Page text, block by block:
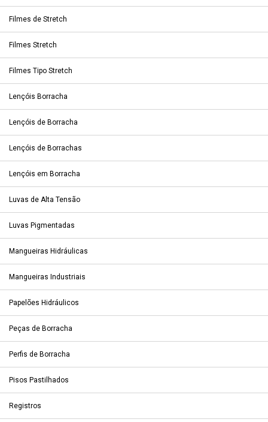
Filmes de Stretch
Filmes Stretch
Filmes Tipo Stretch
Lençóis Borracha
Lençóis de Borracha
Lençóis de Borrachas
Lençóis em Borracha
Luvas de Alta Tensão
Luvas Pigmentadas
Mangueiras Hidráulicas
Mangueiras Industriais
Papelões Hidráulicos
Peças de Borracha
Perfis de Borracha
Pisos Pastilhados
Registros